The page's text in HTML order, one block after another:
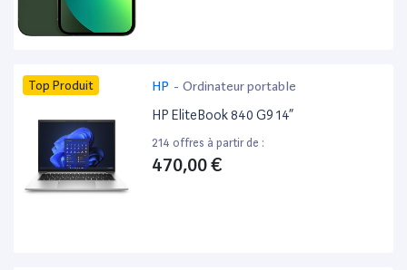
Top Produit HP - Ordinateur portable
HP EliteBook 840 G9 14”
214 offres à partir de :
470,00 €